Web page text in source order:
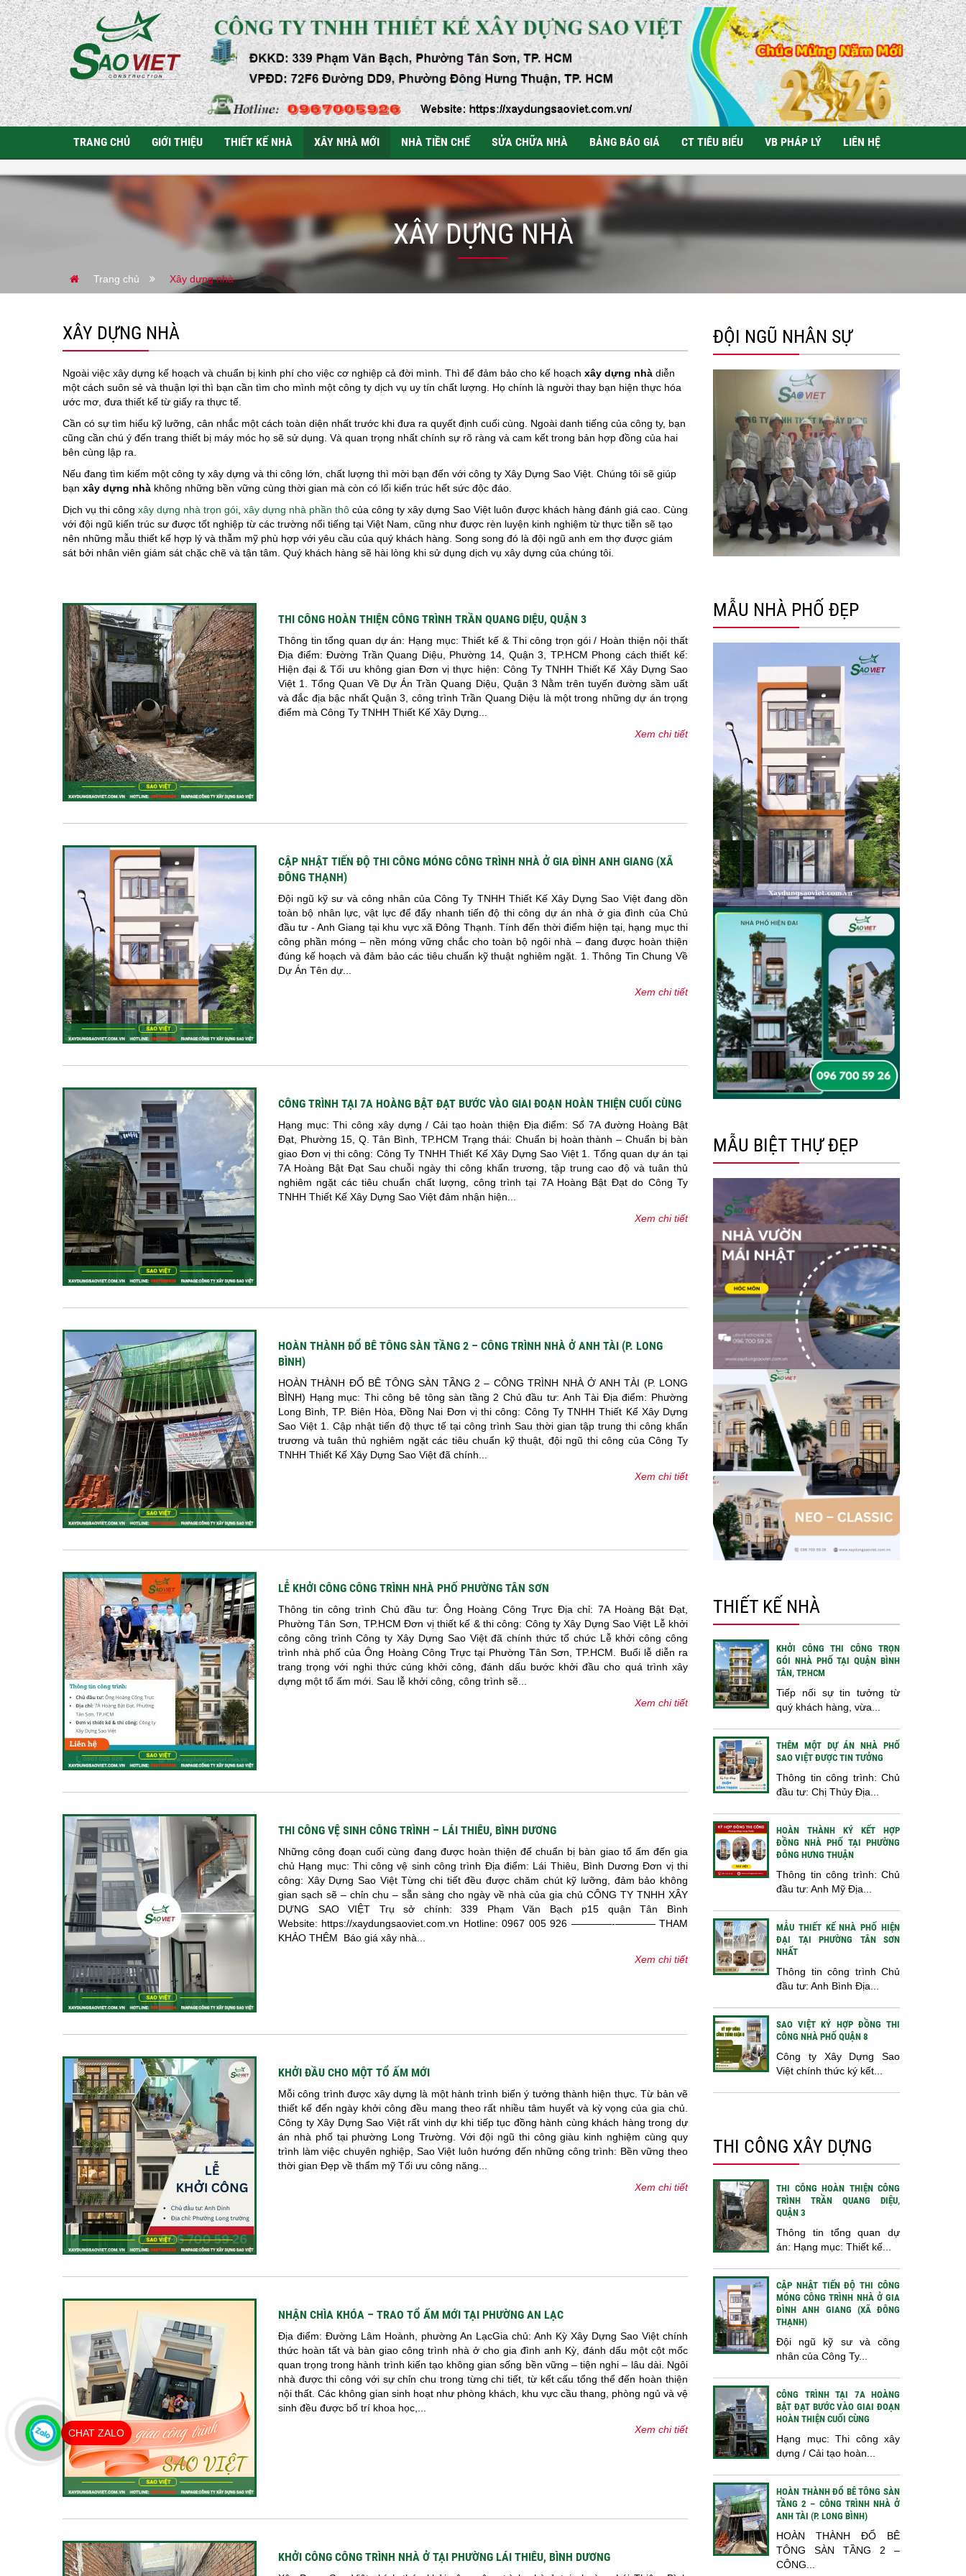
TRANG CHỦ GIỚI THIỆU THIẾT KẾ NHÀ XÂY NHÀ MỚI NHÀ TIỀN CHẾ SỬA CHỮA NHÀ BẢNG BÁO GIÁ CT TIÊU BIỂU VB PHÁP LÝ LIÊN HỆ
XÂY DỰNG NHÀ
Trang chủ Xây dựng nhà
XÂY DỰNG NHÀ
Ngoài việc xây dựng kế hoạch và chuẩn bị kinh phí cho việc cơ nghiệp cả đời mình. Thì để đảm bảo cho kế hoạch xây dựng nhà diễn
một cách suôn sẻ và thuận lợi thì bạn cần tìm cho mình một công ty dịch vụ uy tín chất lượng. Họ chính là người thay bạn hiện thực hóa
ước mơ, đưa thiết kế từ giấy ra thực tế.
Cần có sự tìm hiểu kỹ lưỡng, cân nhắc một cách toàn diện nhất trước khi đưa ra quyết định cuối cùng. Ngoài danh tiếng của công ty, bạn
cũng cần chú ý đến trang thiết bị máy móc họ sẽ sử dụng. Và quan trọng nhất chính sự rõ ràng và cam kết trong bản hợp đồng của hai
bên cùng lập ra.
Nếu đang tìm kiếm một công ty xây dựng và thi công lớn, chất lượng thì mời bạn đến với công ty Xây Dựng Sao Việt. Chúng tôi sẽ giúp
bạn xây dựng nhà không những bền vững cùng thời gian mà còn có lối kiến trúc hết sức độc đáo.
Dịch vụ thi công xây dựng nhà trọn gói xây dựng nhà phần thô của công ty xây dựng Sao Việt luôn được khách hàng đánh giá cao. Cùng
với đội ngũ kiến trúc sư được tốt nghiệp từ các trường nổi tiếng tại Việt Nam, cũng như được rèn luyện kinh nghiệm từ thực tiễn sẽ tạo
nên những mẫu thiết kế hợp lý và thẫm mỹ phù hợp với yêu cầu của quý khách hàng. Song song đó là đội ngũ anh em thợ được giám
sát bởi nhân viên giám sát chặc chẽ và tận tâm. Quý khách hàng sẽ hài lòng khi sử dụng dịch vụ xây dựng của chúng tôi.
THI CÔNG HOÀN THIỆN CÔNG TRÌNH TRẦN QUANG DIỆU, QUẬN 3
Thông tin tổng quan dự án: Hạng mục: Thiết kế & Thi công trọn gói / Hoàn thiện nội thất
Địa điểm: Đường Trần Quang Diệu, Phường 14, Quận 3, TP.HCM Phong cách thiết kế:
Hiện đại & Tối ưu không gian Đơn vị thực hiện: Công Ty TNHH Thiết Kế Xây Dựng Sao
Việt 1. Tổng Quan Về Dự Án Trần Quang Diệu, Quận 3 Nằm trên tuyến đường sầm uất
và đắc địa bậc nhất Quận 3, công trình Trần Quang Diệu là một trong những dự án trọng
điểm mà Công Ty TNHH Thiết Kế Xây Dựng...
Xem chi tiết
CẬP NHẬT TIẾN ĐỘ THI CÔNG MÓNG CÔNG TRÌNH NHÀ Ở GIA ĐÌNH ANH GIANG (XÃ
ĐÔNG THẠNH)
Đội ngũ kỹ sư và công nhân của Công Ty TNHH Thiết Kế Xây Dựng Sao Việt đang dồn
toàn bộ nhân lực, vật lực để đẩy nhanh tiến độ thi công dự án nhà ở gia đình của Chủ
đầu tư - Anh Giang tại khu vực xã Đông Thạnh. Tính đến thời điểm hiện tại, hạng mục thi
công phần móng – nền móng vững chắc cho toàn bộ ngôi nhà – đang được hoàn thiện
đúng kế hoạch và đảm bảo các tiêu chuẩn kỹ thuật nghiêm ngặt. 1. Thông Tin Chung Về
Dự Án Tên dự...
Xem chi tiết
CÔNG TRÌNH TẠI 7A HOÀNG BẬT ĐẠT BƯỚC VÀO GIAI ĐOẠN HOÀN THIỆN CUỐI CÙNG
Hạng mục: Thi công xây dựng / Cải tạo hoàn thiện Địa điểm: Số 7A đường Hoàng Bật
Đạt, Phường 15, Q. Tân Bình, TP.HCM Trạng thái: Chuẩn bị hoàn thành – Chuẩn bị bàn
giao Đơn vị thi công: Công Ty TNHH Thiết Kế Xây Dựng Sao Việt 1. Tổng quan dự án tại
7A Hoàng Bật Đạt Sau chuỗi ngày thi công khẩn trương, tập trung cao độ và tuân thủ
nghiêm ngặt các tiêu chuẩn chất lượng, công trình tại 7A Hoàng Bật Đạt do Công Ty
TNHH Thiết Kế Xây Dựng Sao Việt đảm nhận hiện...
Xem chi tiết
HOÀN THÀNH ĐỔ BÊ TÔNG SÀN TẦNG 2 – CÔNG TRÌNH NHÀ Ở ANH TÀI (P. LONG
BÌNH)
HOÀN THÀNH ĐỔ BÊ TÔNG SÀN TẦNG 2 – CÔNG TRÌNH NHÀ Ở ANH TÀI (P. LONG
BÌNH) Hạng mục: Thi công bê tông sàn tầng 2 Chủ đầu tư: Anh Tài Địa điểm: Phường
Long Bình, TP. Biên Hòa, Đồng Nai Đơn vị thi công: Công Ty TNHH Thiết Kế Xây Dựng
Sao Việt 1. Cập nhật tiến độ thực tế tại công trình Sau thời gian tập trung thi công khẩn
trương và tuân thủ nghiêm ngặt các tiêu chuẩn kỹ thuật, đội ngũ thi công của Công Ty
TNHH Thiết Kế Xây Dựng Sao Việt đã chính...
Xem chi tiết
LỄ KHỞI CÔNG CÔNG TRÌNH NHÀ PHỐ PHƯỜNG TÂN SƠN
Thông tin công trình Chủ đầu tư: Ông Hoàng Công Trực Địa chỉ: 7A Hoàng Bật Đạt,
Phường Tân Sơn, TP.HCM Đơn vị thiết kế & thi công: Công ty Xây Dựng Sao Việt Lễ khởi
công công trình Công ty Xây Dựng Sao Việt đã chính thức tổ chức Lễ khởi công công
trình nhà phố của Ông Hoàng Công Trực tại Phường Tân Sơn, TP.HCM. Buổi lễ diễn ra
trang trọng với nghi thức cúng khởi công, đánh dấu bước khởi đầu cho quá trình xây
dựng một tổ ấm mới. Sau lễ khởi công, công trình sẽ...
Xem chi tiết
THI CÔNG VỆ SINH CÔNG TRÌNH – LÁI THIÊU, BÌNH DƯƠNG
Những công đoạn cuối cùng đang được hoàn thiện để chuẩn bị bàn giao tổ ấm đến gia
chủ Hạng mục: Thi công vệ sinh công trình Địa điểm: Lái Thiêu, Bình Dương Đơn vị thi
công: Xây Dựng Sao Việt Từng chi tiết đều được chăm chút kỹ lưỡng, đảm bảo không
gian sạch sẽ – chỉn chu – sẵn sàng cho ngày về nhà của gia chủ CÔNG TY TNHH XÂY
DỰNG SAO VIỆT Trụ sở chính: 339 Phạm Văn Bạch p15 quận Tân Bình
Website: https://xaydungsaoviet.com.vn Hotline: 0967 005 926 ————-———— THAM
KHẢO THÊM Báo giá xây nhà...
Xem chi tiết
KHỞI ĐẦU CHO MỘT TỔ ẤM MỚI
Mỗi công trình được xây dựng là một hành trình biến ý tưởng thành hiện thực. Từ bản vẽ
thiết kế đến ngày khởi công đều mang theo rất nhiều tâm huyết và kỳ vọng của gia chủ.
Công ty Xây Dựng Sao Việt rất vinh dự khi tiếp tục đồng hành cùng khách hàng trong dự
án nhà phố tại phường Long Trường. Với đội ngũ thi công giàu kinh nghiệm cùng quy
trình làm việc chuyên nghiệp, Sao Việt luôn hướng đến những công trình: Bền vững theo
thời gian Đẹp về thẩm mỹ Tối ưu công năng...
Xem chi tiết
NHẬN CHÌA KHÓA – TRAO TỔ ẤM MỚI TẠI PHƯỜNG AN LẠC
Địa điểm: Đường Lâm Hoành, phường An LạcGia chủ: Anh Kỳ Xây Dựng Sao Việt chính
thức hoàn tất và bàn giao công trình nhà ở cho gia đình anh Kỳ, đánh dấu một cột mốc
quan trọng trong hành trình kiến tạo không gian sống bền vững – tiện nghi – lâu dài. Ngôi
nhà được thi công với sự chỉn chu trong từng chi tiết, từ kết cấu tổng thể đến hoàn thiện
nội thất. Các không gian sinh hoạt như phòng khách, khu vực cầu thang, phòng ngủ và vệ
sinh đều được bố trí khoa học,...
Xem chi tiết
KHỞI CÔNG CÔNG TRÌNH NHÀ Ở TẠI PHƯỜNG LÁI THIÊU, BÌNH DƯƠNG
ĐỘI NGŨ NHÂN SỰ
MẪU NHÀ PHỐ ĐẸP
MẪU BIỆT THỰ ĐẸP
THIẾT KẾ NHÀ
KHỞI CÔNG THI CÔNG TRỌN
GÓI NHÀ PHỐ TẠI QUẬN BÌNH
TÂN, TP.HCM
Tiếp nối sự tin tưởng từ
quý khách hàng, vừa...
THÊM MỘT DỰ ÁN NHÀ PHỐ
SAO VIỆT ĐƯỢC TIN TƯỞNG
Thông tin công trình: Chủ
đầu tư: Chị Thủy Địa...
HOÀN THÀNH KÝ KẾT HỢP
ĐỒNG NHÀ PHỐ TẠI PHƯỜNG
ĐÔNG HƯNG THUẬN
Thông tin công trình: Chủ
đầu tư: Anh Mỹ Địa...
MẪU THIẾT KẾ NHÀ PHỐ HIỆN
ĐẠI TẠI PHƯỜNG TÂN SƠN
NHẤT
Thông tin công trình Chủ
đầu tư: Anh Bình Địa...
SAO VIỆT KÝ HỢP ĐỒNG THI
CÔNG NHÀ PHỐ QUẬN 8
Công ty Xây Dựng Sao
Việt chính thức ký kết...
THI CÔNG XÂY DỰNG
THI CÔNG HOÀN THIỆN CÔNG
TRÌNH TRẦN QUANG DIỆU,
QUẬN 3
Thông tin tổng quan dự
án: Hạng mục: Thiết kế...
CẬP NHẬT TIẾN ĐỘ THI CÔNG
MÓNG CÔNG TRÌNH NHÀ Ở GIA
ĐÌNH ANH GIANG (XÃ ĐÔNG
THẠNH)
Đội ngũ kỹ sư và công
nhân của Công Ty...
CÔNG TRÌNH TẠI 7A HOÀNG
BẬT ĐẠT BƯỚC VÀO GIAI ĐOẠN
HOÀN THIỆN CUỐI CÙNG
Hạng mục: Thi công xây
dựng / Cải tạo hoàn...
HOÀN THÀNH ĐỔ BÊ TÔNG SÀN
TẦNG 2 – CÔNG TRÌNH NHÀ Ở
ANH TÀI (P. LONG BÌNH)
HOÀN THÀNH ĐỔ BÊ
TÔNG SÀN TẦNG 2 –
CÔNG...
CHAT ZALO